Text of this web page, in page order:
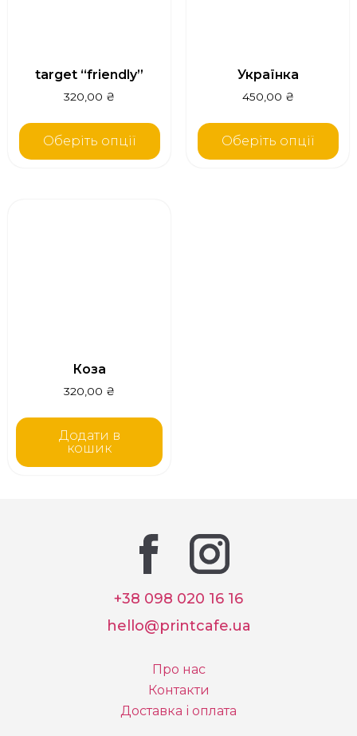
target “friendly”
320,00 ₴
Оберіть опції
Українка
450,00 ₴
Оберіть опції
Коза
320,00 ₴
Додати в
кошик
+38 098 020 16 16
hello@printcafe.ua
Про нас
Контакти
Доставка і оплата